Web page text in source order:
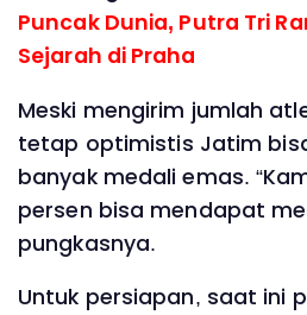
Puncak Dunia, Putra Tri
Sejarah di Praha
Meski mengirim jumlah
tetap optimistis Jatim
banyak medali emas.
persen bisa mendapat
pungkasnya.
Untuk persiapan, saat ini